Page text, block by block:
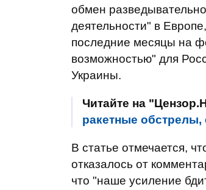
обмен
деятельности" в
последние месяцы на
возможностью" для
Украины.
Читайте на
ракетные
В статье отмечается,
отказалось от
что "наше усиление